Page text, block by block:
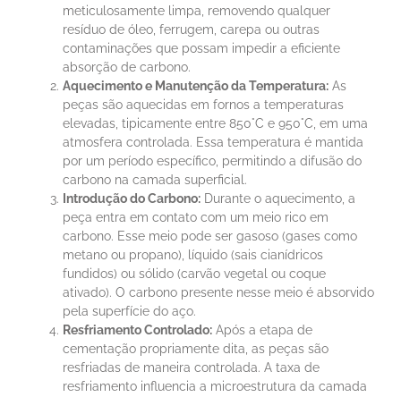
meticulosamente limpa, removendo qualquer
resíduo de óleo, ferrugem, carepa ou outras
contaminações que possam impedir a eficiente
absorção de carbono.
Aquecimento e Manutenção da Temperatura: As
peças são aquecidas em fornos a temperaturas
elevadas, tipicamente entre 850°C e 950°C, em uma
atmosfera controlada. Essa temperatura é mantida
por um período específico, permitindo a difusão do
carbono na camada superficial.
Introdução do Carbono: Durante o aquecimento, a
peça entra em contato com um meio rico em
carbono. Esse meio pode ser gasoso (gases como
metano ou propano), líquido (sais cianídricos
fundidos) ou sólido (carvão vegetal ou coque
ativado). O carbono presente nesse meio é absorvido
pela superfície do aço.
Resfriamento Controlado: Após a etapa de
cementação propriamente dita, as peças são
resfriadas de maneira controlada. A taxa de
resfriamento influencia a microestrutura da camada